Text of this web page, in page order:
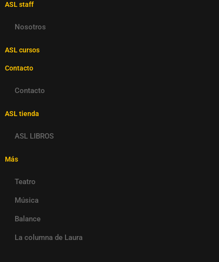
ASL staff
Nosotros
ASL cursos
Contacto
Contacto
ASL tienda
ASL LIBROS
Más
Teatro
Música
Balance
La columna de Laura